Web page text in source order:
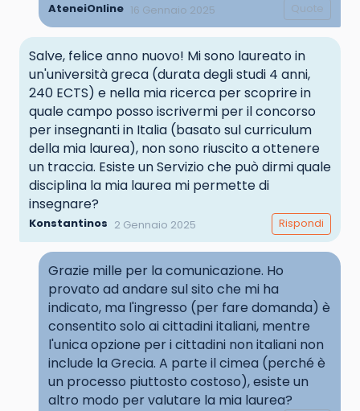
AteneiOnline 16 Gennaio 2025 Quote
Salve, felice anno nuovo! Mi sono laureato in
un'università greca (durata degli studi 4 anni,
240 ECTS) e nella mia ricerca per scoprire in
quale campo posso iscrivermi per il concorso
per insegnanti in Italia (basato sul curriculum
della mia laurea), non sono riuscito a ottenere
un traccia. Esiste un Servizio che può dirmi quale
disciplina la mia laurea mi permette di
insegnare?
Konstantinos 2 Gennaio 2025 Rispondi
Grazie mille per la comunicazione. Ho
provato ad andare sul sito che mi ha
indicato, ma l'ingresso (per fare domanda) è
consentito solo ai cittadini italiani, mentre
l'unica opzione per i cittadini non italiani non
include la Grecia. A parte il cimea (perché è
un processo piuttosto costoso), esiste un
altro modo per valutare la mia laurea?